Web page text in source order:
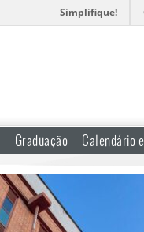
Simplifique!
Graduação Calendário